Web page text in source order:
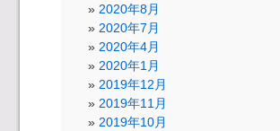
2020年8月
2020年7月
2020年4月
2020年1月
2019年12月
2019年11月
2019年10月